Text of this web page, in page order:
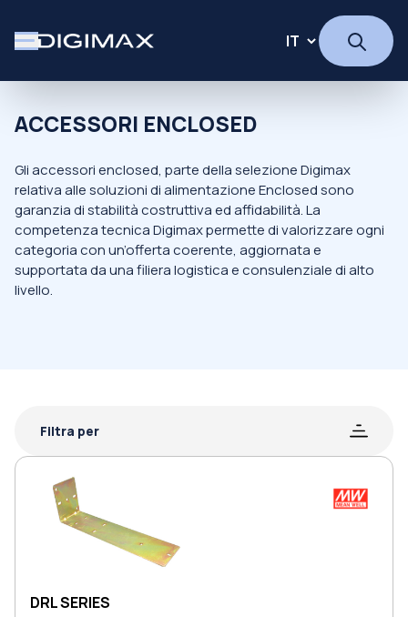
ACCESSORI ENCLOSED
Gli accessori enclosed, parte della selezione Digimax
relativa alle soluzioni di alimentazione Enclosed sono
garanzia di stabilità costruttiva ed affidabilità. La
competenza tecnica Digimax permette di valorizzare ogni
categoria con un’offerta coerente, aggiornata e
supportata da una filiera logistica e consulenziale di alto
livello.
Filtra per
DRL SERIES